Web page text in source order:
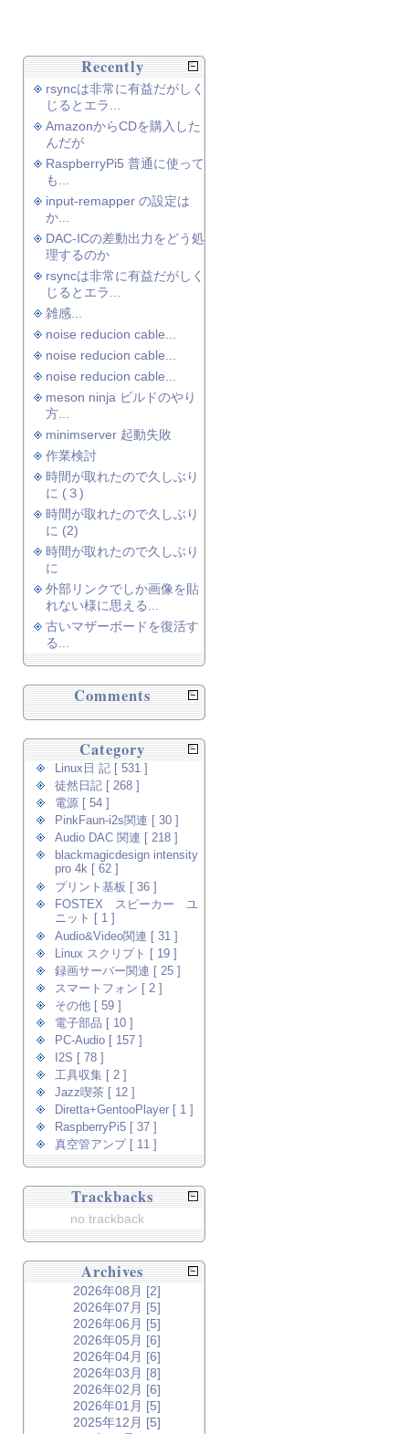
Recently
rsyncは非常に有益だがしく
じるとエラ...
AmazonからCDを購入した
んだが
RaspberryPi5 普通に使って
も...
input-remapper の設定は
か...
DAC-ICの差動出力をどう処
理するのか
rsyncは非常に有益だがしく
じるとエラ...
雑感...
noise reducion cable...
noise reducion cable...
noise reducion cable...
meson ninja ビルドのやり
方...
minimserver 起動失敗
作業検討
時間が取れたので久しぶり
に (３)
時間が取れたので久しぶり
に (2)
時間が取れたので久しぶり
に
外部リンクでしか画像を貼
れない様に思える...
古いマザーボードを復活す
る...
Comments
Category
Linux日 記 [ 531 ]
徒然日記 [ 268 ]
電源 [ 54 ]
PinkFaun-i2s関連 [ 30 ]
Audio DAC 関連 [ 218 ]
blackmagicdesign intensity
pro 4k [ 62 ]
プリント基板 [ 36 ]
FOSTEX スピーカー ユ
ニット [ 1 ]
Audio&Video関連 [ 31 ]
Linux スクリプト [ 19 ]
録画サーバー関連 [ 25 ]
スマートフォン [ 2 ]
その他 [ 59 ]
電子部品 [ 10 ]
PC-Audio [ 157 ]
I2S [ 78 ]
工具収集 [ 2 ]
Jazz喫茶 [ 12 ]
Diretta+GentooPlayer [ 1 ]
RaspberryPi5 [ 37 ]
真空管アンプ [ 11 ]
Trackbacks
no trackback
Archives
2026年08月 [2]
2026年07月 [5]
2026年06月 [5]
2026年05月 [6]
2026年04月 [6]
2026年03月 [8]
2026年02月 [6]
2026年01月 [5]
2025年12月 [5]